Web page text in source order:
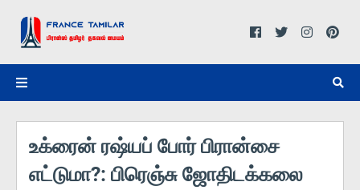
உக்ரைன் ரஷ்யப் போர் பிரான்சை
எட்டுமா?: பிரெஞ்சு ஜோதிடக்கலை